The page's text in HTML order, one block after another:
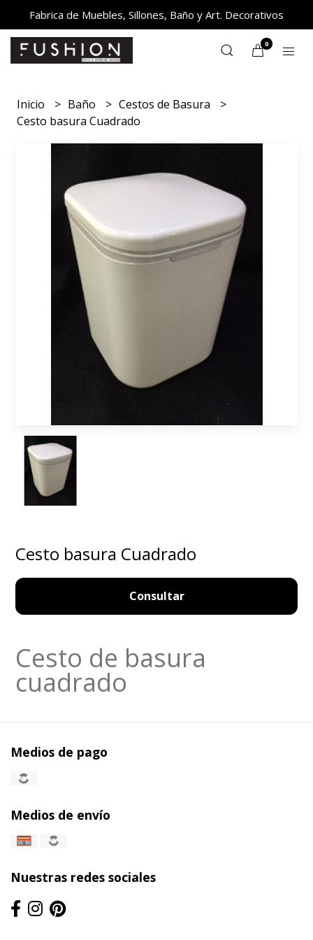
Fabrica de Muebles, Sillones, Baño y Art. Decorativos
0
Inicio Baño
Cestos de Basura
Cesto basura Cuadrado
Cesto basura Cuadrado
Consultar
Cesto de basura
cuadrado
Medios de pago
Medios de envío
Nuestras redes sociales